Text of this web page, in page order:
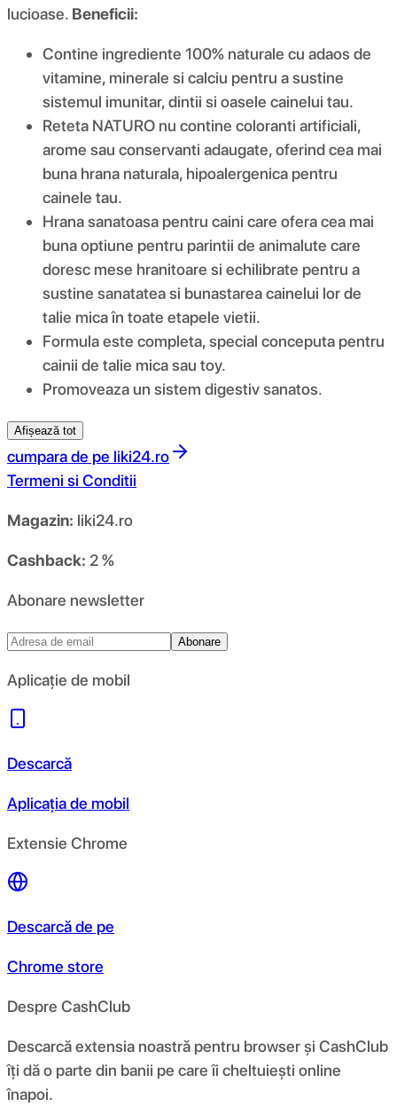
lucioase. Beneficii:
Contine ingrediente 100% naturale cu adaos de
vitamine, minerale si calciu pentru a sustine
sistemul imunitar, dintii si oasele cainelui tau.
Reteta NATURO nu contine coloranti artificiali,
arome sau conservanti adaugate, oferind cea mai
buna hrana naturala, hipoalergenica pentru
cainele tau.
Hrana sanatoasa pentru caini care ofera cea mai
buna optiune pentru parintii de animalute care
doresc mese hranitoare si echilibrate pentru a
sustine sanatatea si bunastarea cainelui lor de
talie mica în toate etapele vietii.
Formula este completa, special conceputa pentru
cainii de talie mica sau toy.
Promoveaza un sistem digestiv sanatos.
Afișează tot
cumpara de pe liki24.ro
Termeni si Conditii
Magazin: liki24.ro
Cashback: 2 %
Abonare newsletter
Abonare
Aplicație de mobil
Descarcă
Aplicația de mobil
Extensie Chrome
Descarcă de pe
Chrome store
Despre CashClub
Descarcă extensia noastră pentru browser și CashClub
îți dă o parte din banii pe care îi cheltuiești online
înapoi.